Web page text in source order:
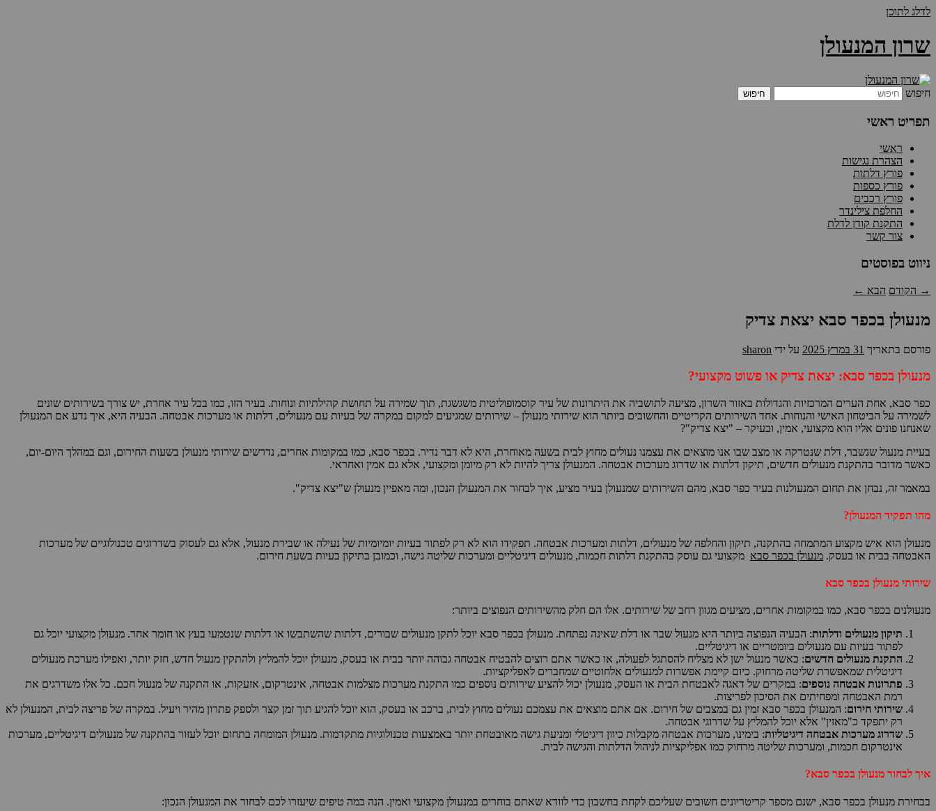
לדלג לתוכן
שרון המנעולן
חיפוש
תפריט ראשי
ראשי
הצהרת נגישות
פורץ דלתות
פורץ כספות
פורץ רכבים
החלפת צילינדר
התקנת קודן לדלת
צור קשר
ניווט בפוסטים
→ הקודם הבא ←
מנעולן בכפר סבא יצאת צדיק
פורסם בתאריך 31 במרץ 2025 על ידי sharon
מנעולן בכפר סבא: יצאת צדיק או פשוט מקצועי?
כפר סבא, אחת הערים המרכזיות והגדולות באזור השרון, מציעה לתושביה את היתרונות של עיר קוסמופוליטית משגשגת, תוך שמירה על תחושת קהילתיות ונוחות. בעיר הזו, כמו בכל עיר אחרת, יש צורך בשירותים שונים
לשמירה על הביטחון האישי והנוחות. אחד השירותים הקריטיים והחשובים ביותר הוא שירותי מנעולן – שירותים שמגיעים למקום במקרה של בעיות עם מנעולים, דלתות או מערכות אבטחה. הבעיה היא, איך נדע אם המנעולן
שאנחנו פונים אליו הוא מקצועי, אמין, ובעיקר – "יצא צדיק"?
בעיית מנעול שנשבר, דלת שנטרקה או מצב שבו אנו מוצאים את עצמנו נעולים מחוץ לבית בשעה מאוחרת, היא לא דבר נדיר. בכפר סבא, כמו במקומות אחרים, נדרשים שירותי מנעולן בשעות החירום, וגם במהלך היום-יום,
כאשר מדובר בהתקנת מנעולים חדשים, תיקון דלתות או שדרוג מערכות אבטחה. המנעולן צריך להיות לא רק מיומן ומקצועי, אלא גם אמין ואחראי.
במאמר זה, נבחן את תחום המנעולנות בעיר כפר סבא, מהם השירותים שמנעולן בעיר מציע, איך לבחור את המנעולן הנכון, ומה מאפיין מנעולן ש"יצא צדיק".
מהו תפקיד המנעולן?
מנעולן הוא איש מקצוע המתמחה בהתקנה, תיקון והחלפה של מנעולים, דלתות ומערכות אבטחה. תפקידו הוא לא רק לפתור בעיות יומיומיות של נעילה או שבירת מנעול, אלא גם לעסוק בשדרוגים טכנולוגיים של מערכות
האבטחה בבית או בעסק. מנעולן בכפר סבא מקצועי גם עוסק בהתקנת דלתות חכמות, מנעולים דיגיטליים ומערכות שליטה גישה, וכמובן בתיקון בעיות בשעת חירום.
שירותי מנעולן בכפר סבא
מנעולנים בכפר סבא, כמו במקומות אחרים, מציעים מגוון רחב של שירותים. אלו הם חלק מהשירותים הנפוצים ביותר:
תיקון מנעולים ודלתות: הבעיה הנפוצה ביותר היא מנעול שבר או דלת שאינה נפתחת. מנעולן בכפר סבא יוכל לתקן מנעולים שבורים, דלתות שהשתבשו או דלתות שנטמעו בעץ או חומר אחר. מנעולן מקצועי יוכל גם
לפתור בעיות עם מנעולים ביומטריים או דיגיטליים.
התקנת מנעולים חדשים: כאשר מנעול ישן לא מצליח להסתגל לפעולה, או כאשר אתם רוצים להבטיח אבטחה גבוהה יותר בבית או בעסק, מנעולן יוכל להמליץ ולהתקין מנעול חדש, חזק יותר, ואפילו מערכת מנעולים
דיגיטלית שמאפשרת שליטה מרחוק. כיום קיימת אפשרות למנעולים אלחוטיים שמחברים לאפליקציות.
פתרונות אבטחה נוספים: במקרים של דאגה לאבטחת הבית או העסק, מנעולן יכול להציע שירותים נוספים כמו התקנת מערכות מצלמות אבטחה, אינטרקום, אזעקות, או התקנה של מנעול חכם. כל אלו משדרגים את
רמת האבטחה ומפחיתים את הסיכון לפריצות.
שירותי חירום: המנעולן בכפר סבא זמין גם במצבים של חירום. אם אתם מוצאים את עצמכם נעולים מחוץ לבית, ברכב או בעסק, הוא יוכל להגיע תוך זמן קצר ולספק פתרון מהיר ויעיל. במקרה של פריצה לבית, המנעולן לא
רק יתפקד כ"מאזין" אלא יוכל להמליץ על שדרוגי אבטחה.
שדרוג מערכות אבטחה דיגיטליות: בימינו, מערכות אבטחה מקבלות כיוון דיגיטלי ומניעת גישה מאובטחת יותר באמצעות טכנולוגיות מתקדמות. מנעולן המומחה בתחום יוכל לעזור בהתקנה של מנעולים דיגיטליים, מערכות
אינטרקום חכמות, ומערכות שליטה מרחוק כמו אפליקציות לניהול הדלתות והגישה לבית.
איך לבחור מנעולן בכפר סבא?
בבחירת מנעולן בכפר סבא, ישנם מספר קריטריונים חשובים שעליכם לקחת בחשבון כדי לוודא שאתם בוחרים במנעולן מקצועי ואמין. הנה כמה טיפים שיעזרו לכם לבחור את המנעולן הנכון: